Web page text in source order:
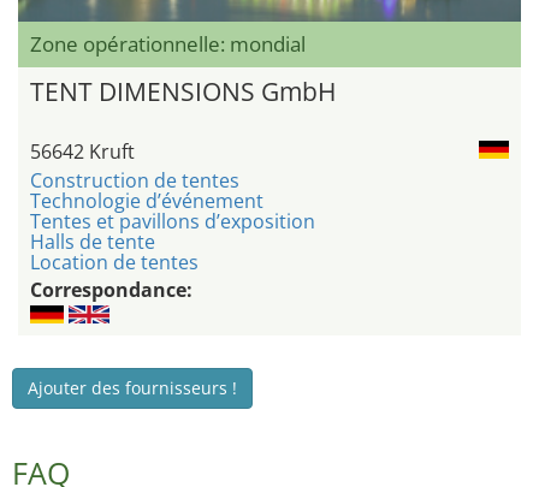
Zone opérationnelle: mondial
TENT DIMENSIONS GmbH
56642 Kruft
Construction de tentes
Technologie d’événement
Tentes et pavillons d’exposition
Halls de tente
Location de tentes
Correspondance:
Ajouter des fournisseurs !
FAQ